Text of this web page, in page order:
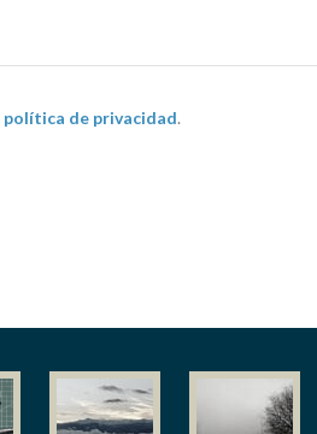
política de privacidad.